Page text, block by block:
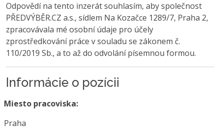
Odpovědí na tento inzerát souhlasím, aby společnost
PŘEDVÝBĚR.CZ a.s., sídlem Na Kozačce 1289/7, Praha 2,
zpracovávala mé osobní údaje pro účely
zprostředkování práce v souladu se zákonem č.
110/2019 Sb., a to až do odvolání písemnou formou.
Informácie o pozícii
Miesto pracoviska:
Praha